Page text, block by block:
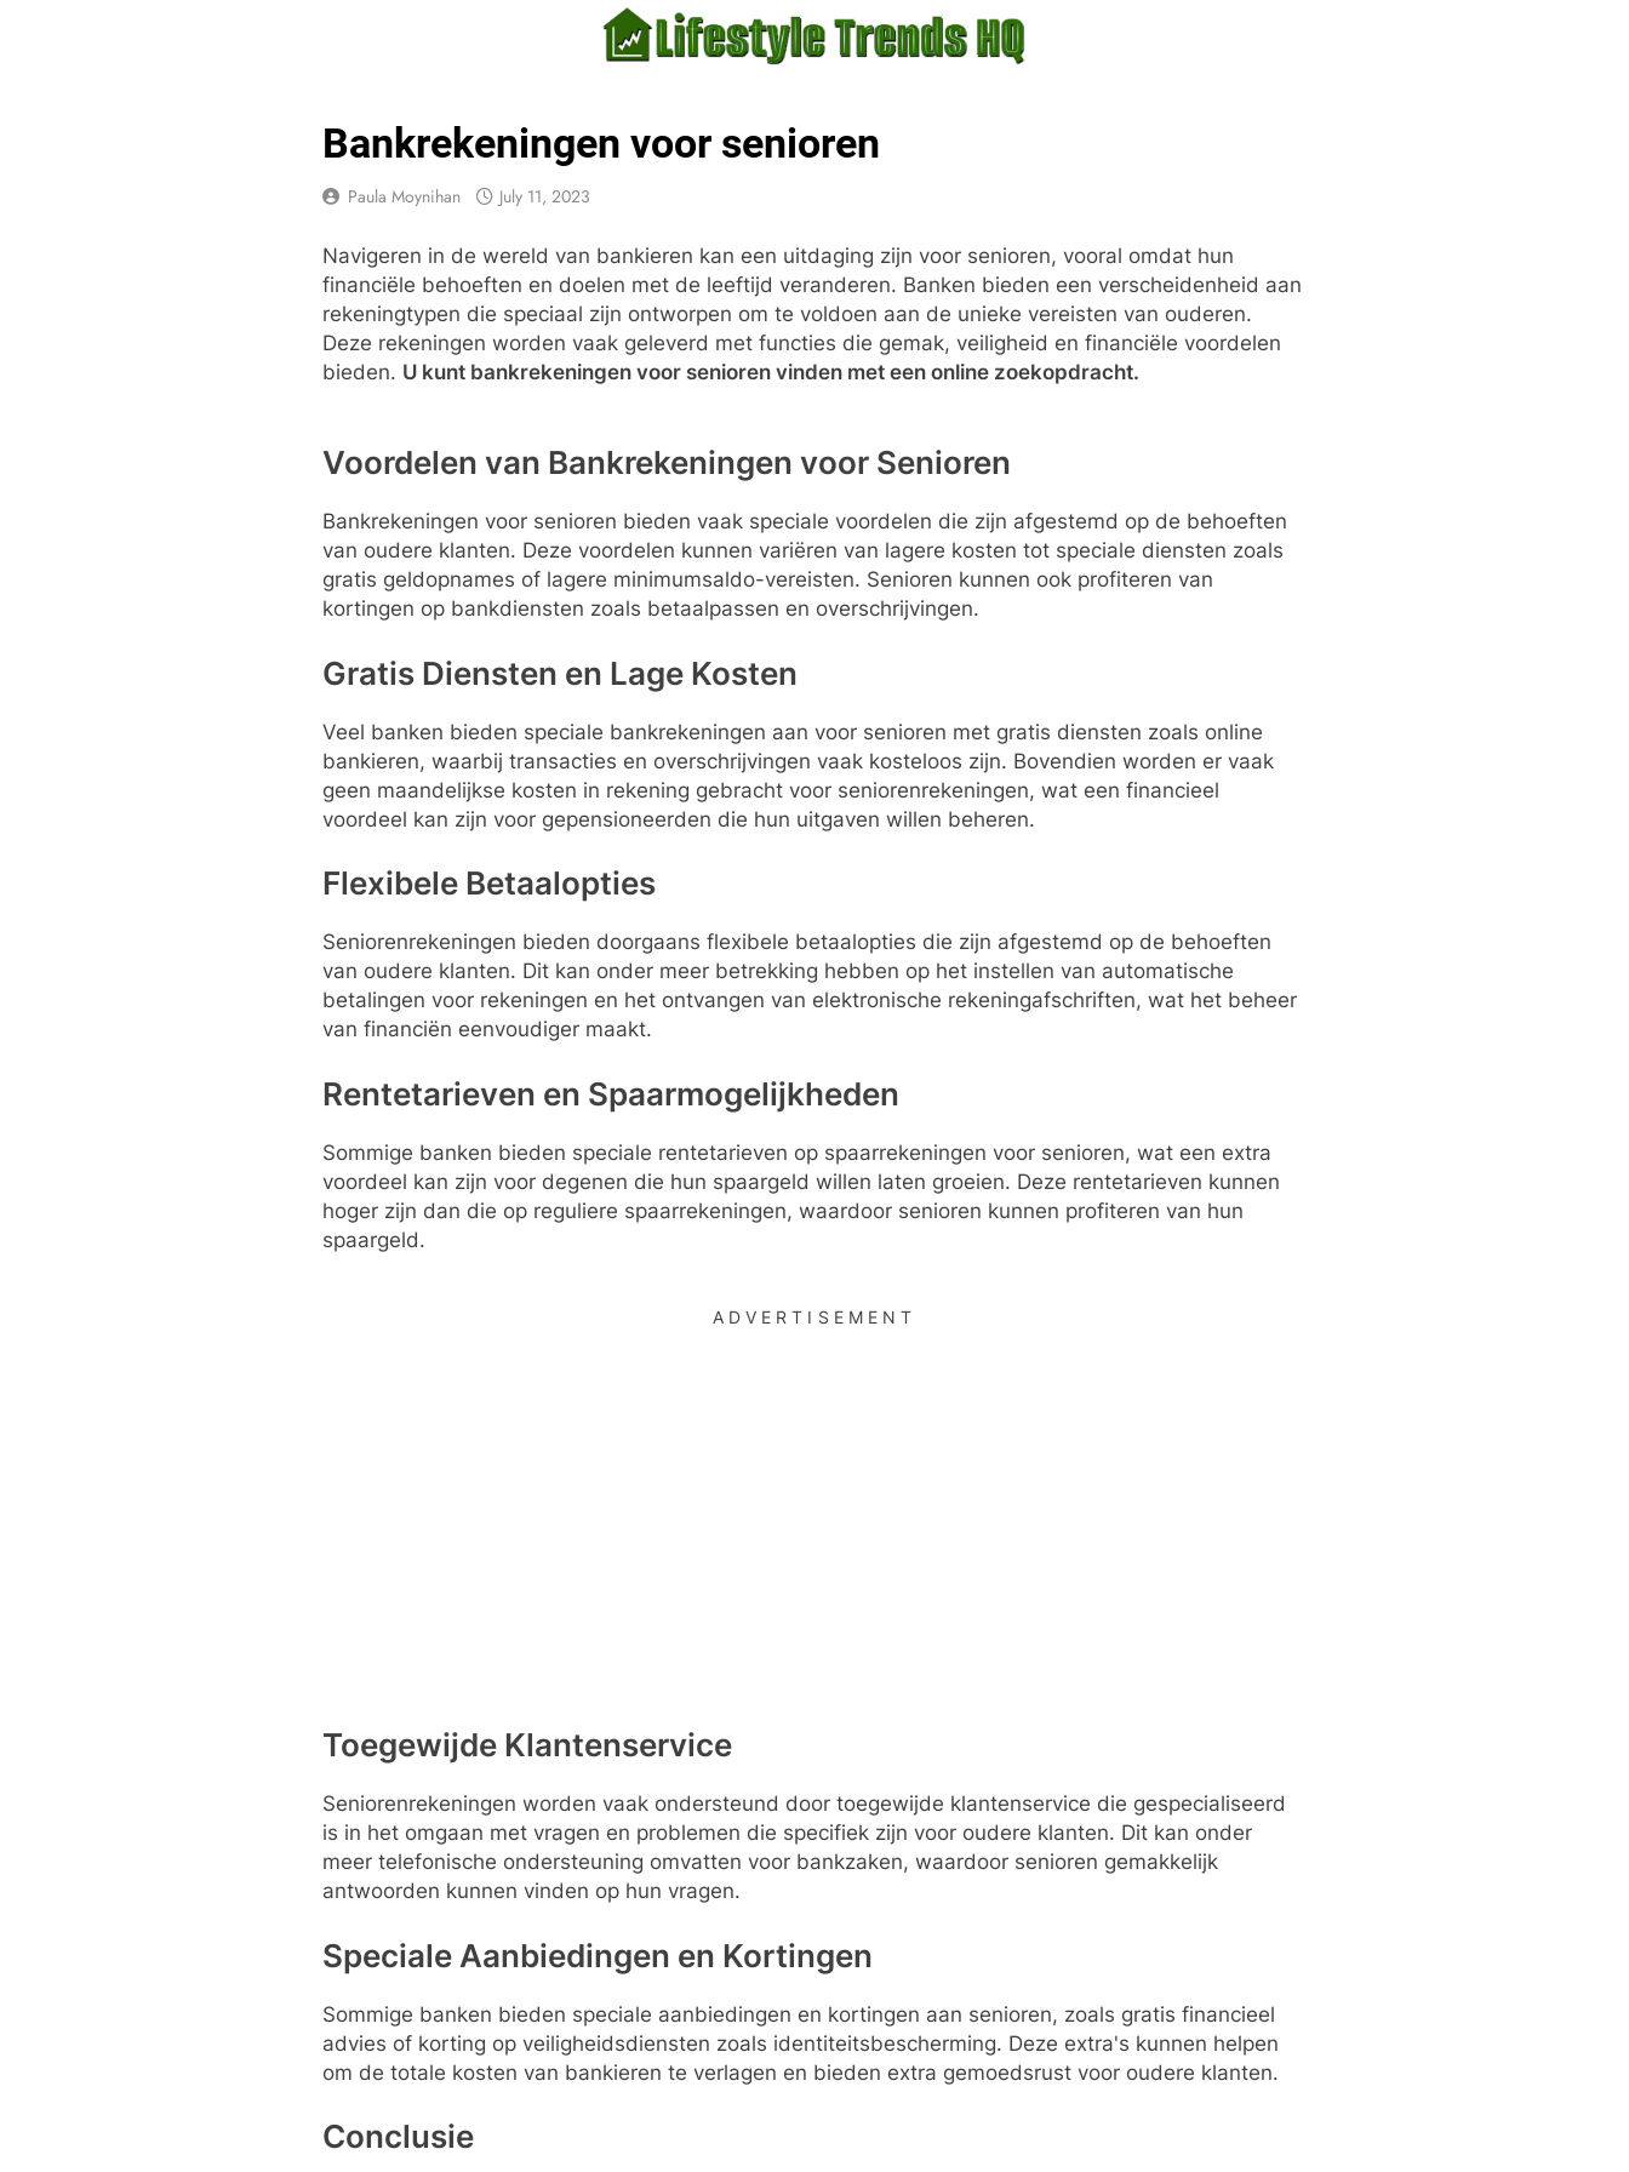
Bankrekeningen voor senioren
Paula Moynihan July 11, 2023
Navigeren in de wereld van bankieren kan een uitdaging zijn voor senioren, vooral omdat hun
financiële behoeften en doelen met de leeftijd veranderen. Banken bieden een verscheidenheid aan
rekeningtypen die speciaal zijn ontworpen om te voldoen aan de unieke vereisten van ouderen.
Deze rekeningen worden vaak geleverd met functies die gemak, veiligheid en financiële voordelen
bieden. U kunt bankrekeningen voor senioren vinden met een online zoekopdracht.
Voordelen van Bankrekeningen voor Senioren
Bankrekeningen voor senioren bieden vaak speciale voordelen die zijn afgestemd op de behoeften
van oudere klanten. Deze voordelen kunnen variëren van lagere kosten tot speciale diensten zoals
gratis geldopnames of lagere minimumsaldo-vereisten. Senioren kunnen ook profiteren van
kortingen op bankdiensten zoals betaalpassen en overschrijvingen.
Gratis Diensten en Lage Kosten
Veel banken bieden speciale bankrekeningen aan voor senioren met gratis diensten zoals online
bankieren, waarbij transacties en overschrijvingen vaak kosteloos zijn. Bovendien worden er vaak
geen maandelijkse kosten in rekening gebracht voor seniorenrekeningen, wat een financieel
voordeel kan zijn voor gepensioneerden die hun uitgaven willen beheren.
Flexibele Betaalopties
Seniorenrekeningen bieden doorgaans flexibele betaalopties die zijn afgestemd op de behoeften
van oudere klanten. Dit kan onder meer betrekking hebben op het instellen van automatische
betalingen voor rekeningen en het ontvangen van elektronische rekeningafschriften, wat het beheer
van financiën eenvoudiger maakt.
Rentetarieven en Spaarmogelijkheden
Sommige banken bieden speciale rentetarieven op spaarrekeningen voor senioren, wat een extra
voordeel kan zijn voor degenen die hun spaargeld willen laten groeien. Deze rentetarieven kunnen
hoger zijn dan die op reguliere spaarrekeningen, waardoor senioren kunnen profiteren van hun
spaargeld.
ADVERTISEMENT
Toegewijde Klantenservice
Seniorenrekeningen worden vaak ondersteund door toegewijde klantenservice die gespecialiseerd
is in het omgaan met vragen en problemen die specifiek zijn voor oudere klanten. Dit kan onder
meer telefonische ondersteuning omvatten voor bankzaken, waardoor senioren gemakkelijk
antwoorden kunnen vinden op hun vragen.
Speciale Aanbiedingen en Kortingen
Sommige banken bieden speciale aanbiedingen en kortingen aan senioren, zoals gratis financieel
advies of korting op veiligheidsdiensten zoals identiteitsbescherming. Deze extra's kunnen helpen
om de totale kosten van bankieren te verlagen en bieden extra gemoedsrust voor oudere klanten.
Conclusie